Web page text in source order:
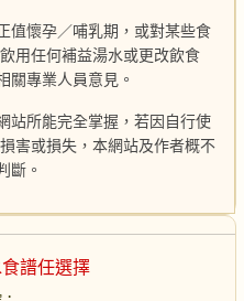
值懷孕／哺乳期，或對某些食
用任何補益湯水或更改飲食
關專業人員意見。
站所能完全掌握，若因自行使
害或損失，本網站及作者概不
斷。
譜任選擇